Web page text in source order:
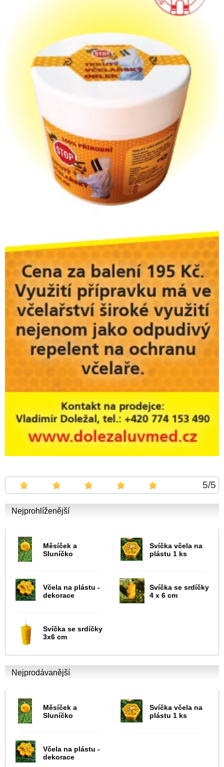
5/5
Nejprohlíženější
Měsíček a
Sluníčko
Svíčka včela na
plástu 1 ks
Včela na plástu -
dekorace
Svíčka se srdíčky
4 x 6 cm
Svíčka se srdíčky
3x6 cm
Nejprodávanější
Měsíček a
Sluníčko
Svíčka včela na
plástu 1 ks
Včela na plástu -
dekorace